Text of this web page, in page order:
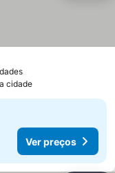
cidade
Ver preços